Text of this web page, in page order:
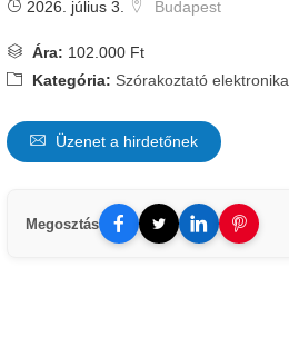
2026. július 3. Budapest
Ára: 102.000 Ft
Kategória: Szórakoztató elektronika
Üzenet a hirdetőnek
Megosztás